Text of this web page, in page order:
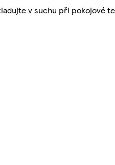
v suchu při pokojové